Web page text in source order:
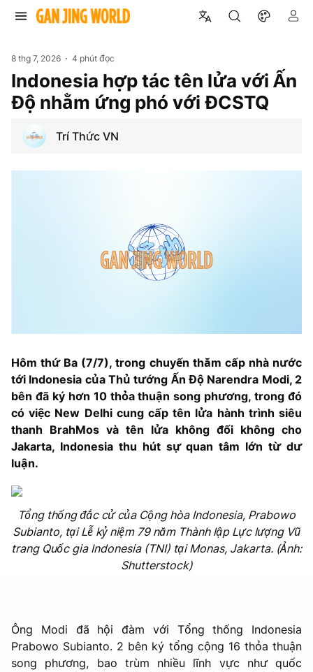
8 thg 7, 2026 4 phút đọc
Indonesia hợp tác tên lửa với Ấn
Độ nhằm ứng phó với ĐCSTQ
Trí Thức VN
Hôm thứ Ba (7/7), trong chuyến thăm cấp nhà nước
tới Indonesia của Thủ tướng Ấn Độ Narendra Modi, 2
bên đã ký hơn 10 thỏa thuận song phương, trong đó
có việc New Delhi cung cấp tên lửa hành trình siêu
thanh BrahMos và tên lửa không đối không cho
Jakarta, Indonesia thu hút sự quan tâm lớn từ dư
luận.
Tổng thống đắc cử của Cộng hòa Indonesia, Prabowo
Subianto, tại Lễ kỷ niệm 79 năm Thành lập Lực lượng Vũ
trang Quốc gia Indonesia (TNI) tại Monas, Jakarta. (Ảnh:
Shutterstock)
Ông Modi đã hội đàm với Tổng thống Indonesia
Prabowo Subianto. 2 bên ký tổng cộng 16 thỏa thuận
song phương, bao trùm nhiều lĩnh vực như quốc